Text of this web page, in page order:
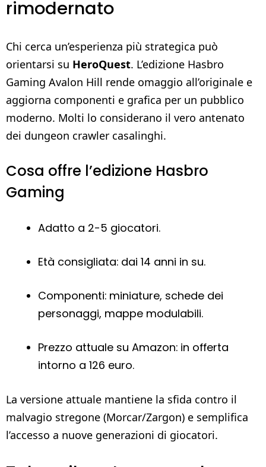
rimodernato
Chi cerca un’esperienza più strategica può
orientarsi su HeroQuest. L’edizione Hasbro
Gaming Avalon Hill rende omaggio all’originale e
aggiorna componenti e grafica per un pubblico
moderno. Molti lo considerano il vero antenato
dei dungeon crawler casalinghi.
Cosa offre l’edizione Hasbro
Gaming
Adatto a 2-5 giocatori.
Età consigliata: dai 14 anni in su.
Componenti: miniature, schede dei
personaggi, mappe modulabili.
Prezzo attuale su Amazon: in offerta
intorno a 126 euro.
La versione attuale mantiene la sfida contro il
malvagio stregone (Morcar/Zargon) e semplifica
l’accesso a nuove generazioni di giocatori.